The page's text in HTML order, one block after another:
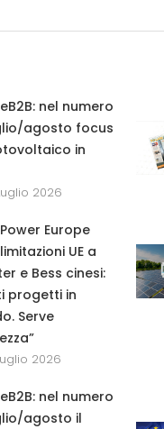
nel numero
agosto focus
in
2026
Europe
UE a
e Bess cinesi:
progetti in
Serve
2026
nel numero
agosto il